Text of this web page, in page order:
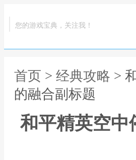
您的游戏宝典，关注我！
首页 > 经典攻略 >
的融合副标题
和平精英空中